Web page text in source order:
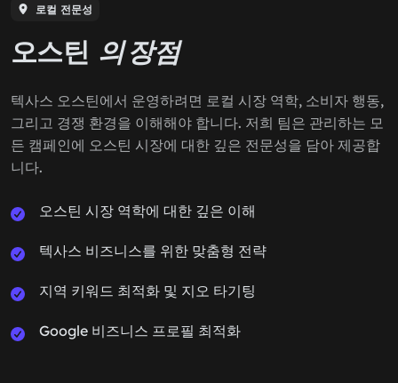
로컬 전문성
오스틴 의 장점
텍사스 오스틴에서 운영하려면 로컬 시장 역학, 소비자 행동,
그리고 경쟁 환경을 이해해야 합니다. 저희 팀은 관리하는 모
든 캠페인에 오스틴 시장에 대한 깊은 전문성을 담아 제공합
니다.
오스틴 시장 역학에 대한 깊은 이해
텍사스 비즈니스를 위한 맞춤형 전략
지역 키워드 최적화 및 지오 타기팅
Google 비즈니스 프로필 최적화